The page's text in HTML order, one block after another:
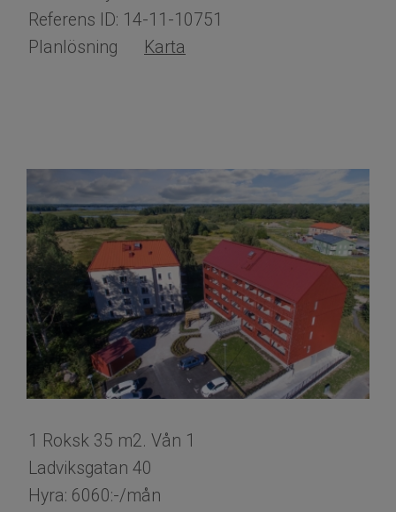
Referens ID: 14-11-10751
Planlösning
Karta
1 Roksk 35 m2. Vån 1
Ladviksgatan 40
Hyra: 6060:-/mån